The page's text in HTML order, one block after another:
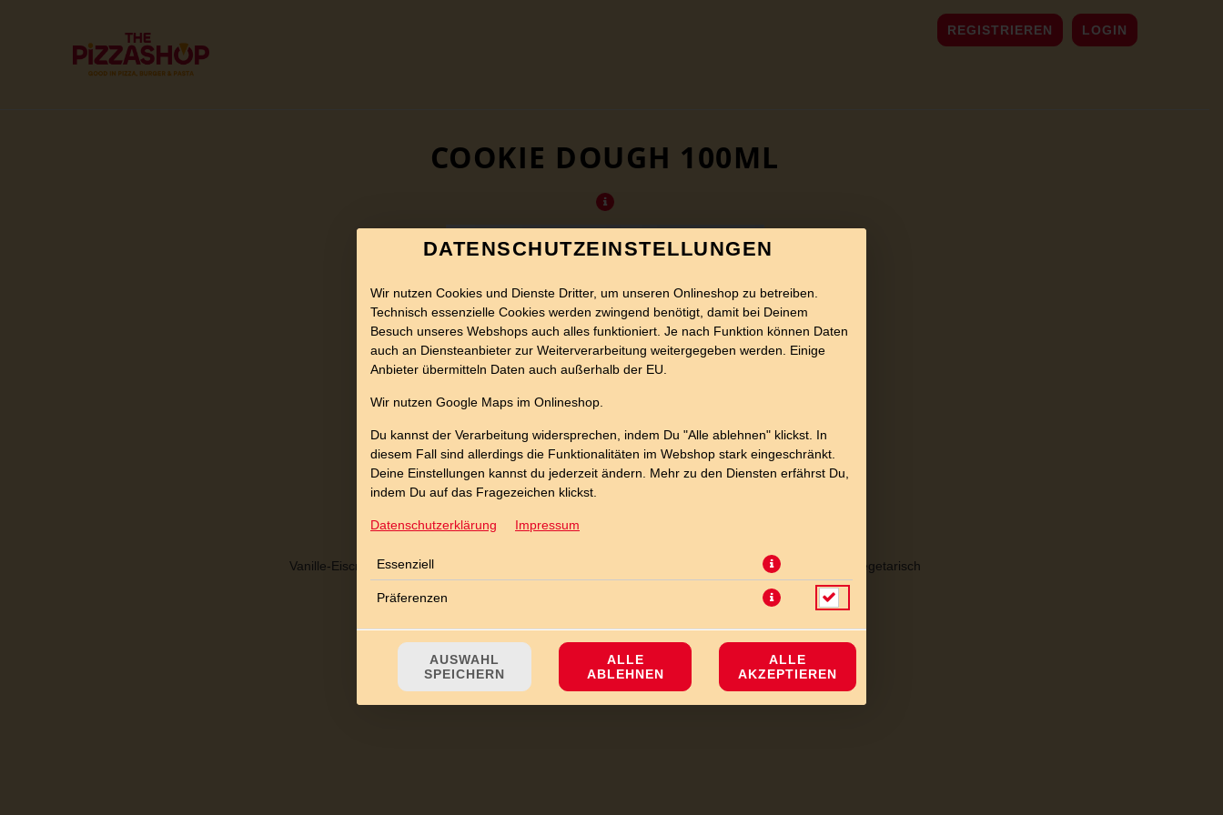
REGISTRIEREN LOGIN
COOKIE DOUGH 100ML
Vanille-Eiscreme mit Riesenstücken aus Plätzchenteig und leckeren kakaohaltigen Bits - halal und vegetarisch
DATENSCHUTZEINSTELLUNGEN
Wir nutzen Cookies und Dienste Dritter, um unseren Onlineshop zu betreiben.
Technisch essenzielle Cookies werden zwingend benötigt, damit bei Deinem
Besuch unseres Webshops auch alles funktioniert. Je nach Funktion können Daten
auch an Diensteanbieter zur Weiterverarbeitung weitergegeben werden. Einige
Anbieter übermitteln Daten auch außerhalb der EU.
Wir nutzen Google Maps im Onlineshop.
Du kannst der Verarbeitung widersprechen, indem Du "Alle ablehnen" klickst. In
diesem Fall sind allerdings die Funktionalitäten im Webshop stark eingeschränkt.
Deine Einstellungen kannst du jederzeit ändern. Mehr zu den Diensten erfährst Du,
indem Du auf das Fragezeichen klickst.
Datenschutzerklärung Impressum
Essenziell
Präferenzen
AUSWAHL
SPEICHERN
ALLE
ABLEHNEN
ALLE
AKZEPTIEREN